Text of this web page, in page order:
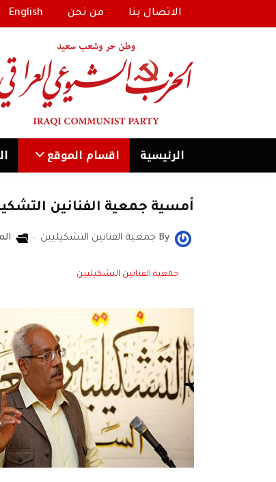
الاتصال بنا من نحن English
الرئیسية اقسام الموقع
أمسية جمعية الفنانين
By جمعية الفنانين التشكيليين
جمعية الفنانين التشكيليين